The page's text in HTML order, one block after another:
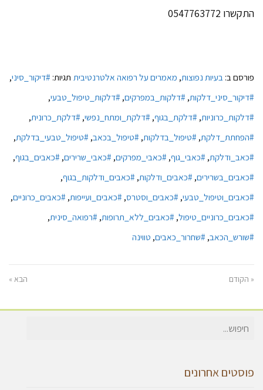
התקשרו 0547763772
פורסם ב: בעיות נפוצות, מאמרים על רפואה אלטרנטיבית תגיות: #דיקור_סיני,
#דיקור_סיני_דלקות, #דלקות_במפרקים, #דלקות_טיפול_טבעי,
#דלקות_כרוניות, #דלקת_בגוף, #דלקת_ומתח_נפשי, #דלקת_כרונית,
#הפחתת_דלקת, #טיפול_בדלקות, #טיפול_בכאב, #טיפול_טבעי_בדלקת,
#כאב_ודלקת, #כאבי_גוף, #כאבי_מפרקים, #כאבי_שרירים, #כאבים_בגוף,
#כאבים_בשרירים, #כאבים_ודלקות, #כאבים_ודלקות_בגוף,
#כאבים_וטיפול_טבעי, #כאבים_וסטרס, #כאבים_ועייפות, #כאבים_כרוניים,
#כאבים_כרוניים_טיפול, #כאבים_ללא_תרופות, #רפואה_סינית,
#שורש_הכאב, #שחרור_כאבים, טווינה
« הקודם הבא »
חיפוש
פוסטים אחרונים